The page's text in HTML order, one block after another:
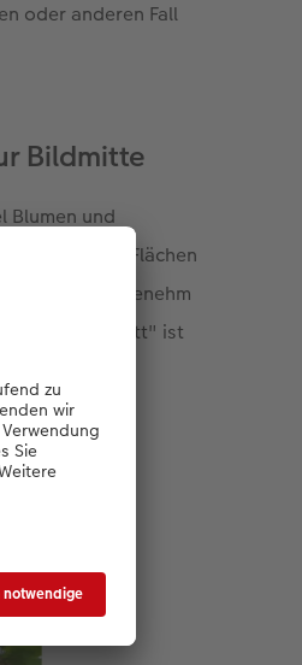
oder anderen Fall
Bildmitte
Blumen und
Schnitt“ teilt Flächen
als angenehm
Schnitt" ist